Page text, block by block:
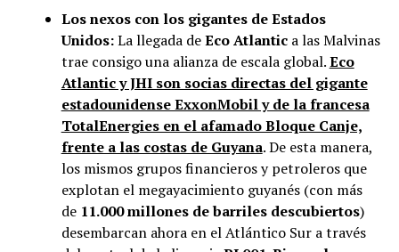
Los nexos con los gigantes de Estados
Unidos:La llegada deEco Atlantica las Malvinas
trae consigo una alianza de escala global.Eco
Atlantic y JHI son socias directas del gigante
estadounidense ExxonMobil y de la francesa
TotalEnergies en el afamado Bloque Canje,
frente a las costas de Guyana. De esta manera,
los mismos grupos financieros y petroleros que
explotan el megayacimiento guyanés (con más
de 11.000 millones de barriles descubiertos)
desembarcan ahora en el Atlántico Sur a través